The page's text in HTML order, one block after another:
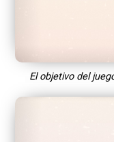
El objetivo del